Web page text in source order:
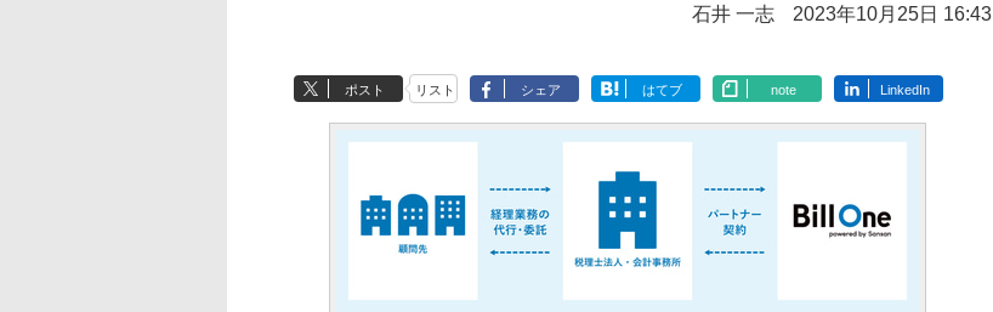
石井 一志 2023年10月25日 16:43
ポスト リスト シェア はてブ note LinkedIn